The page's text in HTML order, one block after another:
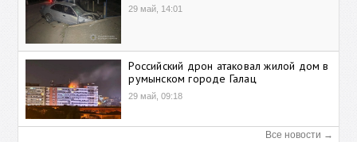
29 май, 14:01
Российский дрон атаковал жилой дом в
румынском городе Галац
29 май, 09:18
Все новости →